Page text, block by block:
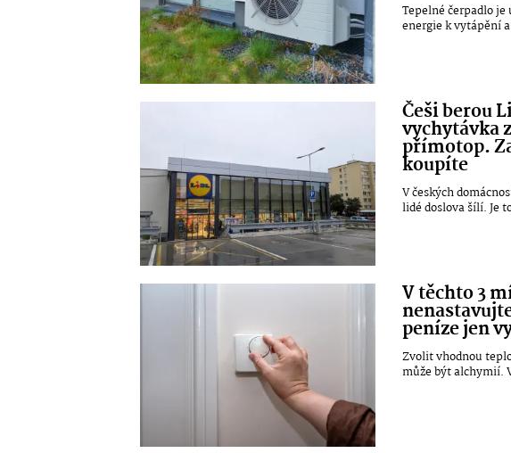
Tepelné čerpadlo
energie k vytápění
Češi berou
vychytávka
přímotop.
koupíte
V českých
lidé doslova šílí. Je
V těchto 3
peníze jen
Zvolit vhodnou
může být alchymií.